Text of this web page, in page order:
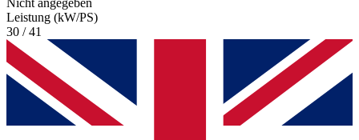
Leistung (kW/PS)
30 / 41